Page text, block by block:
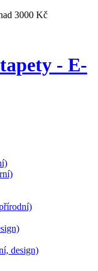
3000 Kč
- E-
design)